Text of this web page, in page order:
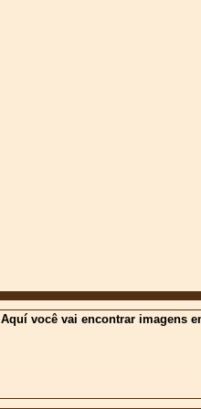
Aquí você vai encontrar imagens